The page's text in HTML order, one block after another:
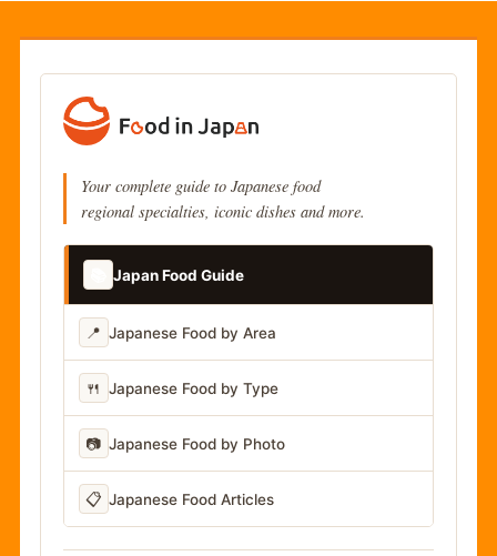
Your complete guide to Japanese food
regional specialties, iconic dishes and more.
Japan Food Guide
📍 Japanese Food by Area
🍴 Japanese Food by Type
📷 Japanese Food by Photo
📋 Japanese Food Articles